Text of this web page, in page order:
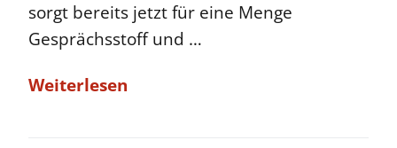
sorgt bereits jetzt für eine Menge
Gesprächsstoff und …
Weiterlesen